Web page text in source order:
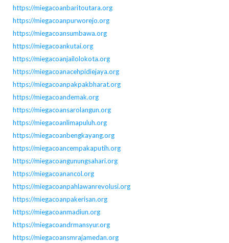
https://miegacoanbaritoutara.org
https://miegacoanpurworejo.org
https://miegacoansumbawa.org
https://miegacoankutai.org
https://miegacoanjailolokota.org
https://miegacoanacehpidiejaya.org
https://miegacoanpakpakbharat.org
https://miegacoandemak.org
https://miegacoansarolangun.org
https://miegacoanlimapuluh.org
https://miegacoanbengkayang.org
https://miegacoancempakaputih.org
https://miegacoangunungsahari.org
https://miegacoanancol.org
https://miegacoanpahlawanrevolusi.org
https://miegacoanpakerisan.org
https://miegacoanmadiun.org
https://miegacoandrmansyur.org
https://miegacoansmrajamedan.org